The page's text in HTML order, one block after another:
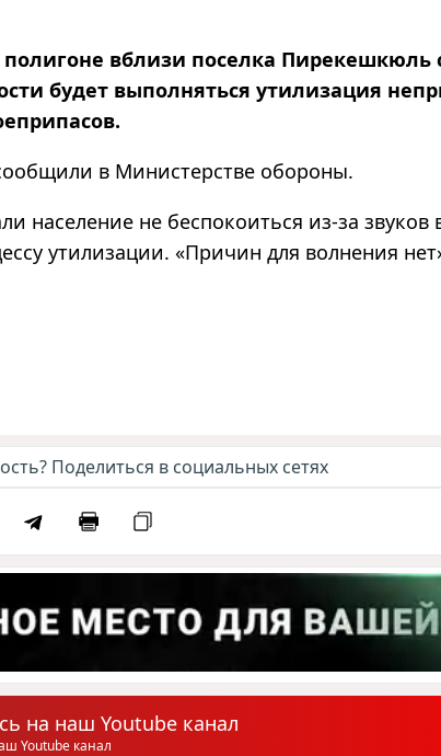
полигоне вблизи поселка Пирекешкюль
будет выполняться утилизация
в Министерстве обороны.
население не беспокоиться из-за
утилизации. «Причин для волнения
Поделиться в социальных сетях
на наш Youtube канал
Youtube канал